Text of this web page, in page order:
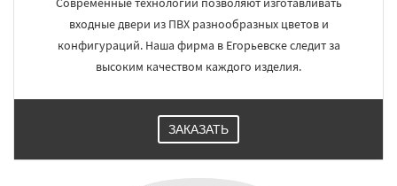
входные двери из ПВХ разнообразных цветов и
конфигураций. Наша фирма в Егорьевске следит за
высоким качеством каждого изделия.
ЗАКАЗАТЬ